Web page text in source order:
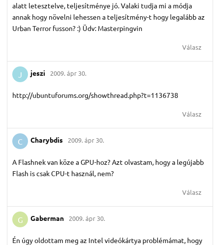
alatt letesztelve, teljesítménye jó. Valaki tudja mi a módja
annak hogy növelni lehessen a teljesítmény-t hogy legalább az
Urban Terror fusson? :) Üdv: Masterpingvin
Válasz
J jeszi 2009. ápr 30.
http://ubuntuforums.org/showthread.php?t=1136738
Válasz
C Charybdis 2009. ápr 30.
A Flashnek van köze a GPU-hoz? Azt olvastam, hogy a legújabb
Flash is csak CPU-t használ, nem?
Válasz
G Gaberman 2009. ápr 30.
Én úgy oldottam meg az Intel videókártya problémámat, hogy